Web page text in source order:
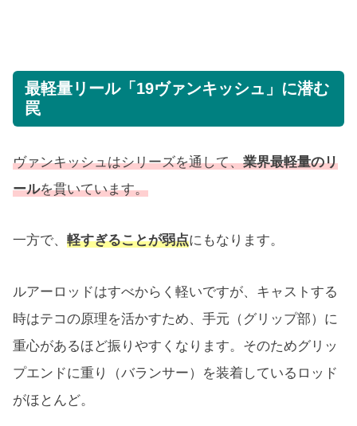
最軽量リール「19ヴァンキッシュ」に潜む
罠
ヴァンキッシュはシリーズを通して、業界最軽量のリ
ールを貫いています。
一方で、 軽すぎることが弱点にもなります。
ルアーロッドはすべからく軽いですが、キャストする
時はテコの原理を活かすため、手元（グリップ部）に
重心があるほど振りやすくなります。そのためグリッ
プエンドに重り（バランサー）を装着しているロッド
がほとんど。